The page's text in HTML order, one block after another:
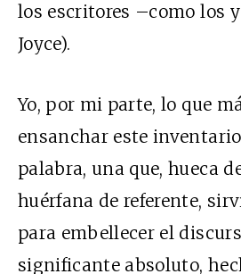
los escritores –como los
Joyce).
Yo, por mi parte, lo que
ensanchar este
palabra, una que, hueca
huérfana de referente,
para embellecer el
significante absoluto,